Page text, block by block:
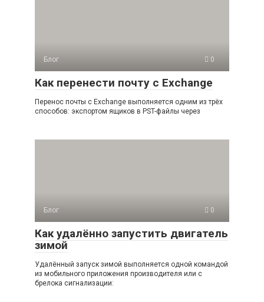
Блог 0
Как перенести почту с Exchange
Перенос почты с Exchange выполняется одним из трёх
способов: экспортом ящиков в PST-файлы через
Блог 0
Как удалённо запустить двигатель
зимой
Удалённый запуск зимой выполняется одной командой
из мобильного приложения производителя или с
брелока сигнализации: